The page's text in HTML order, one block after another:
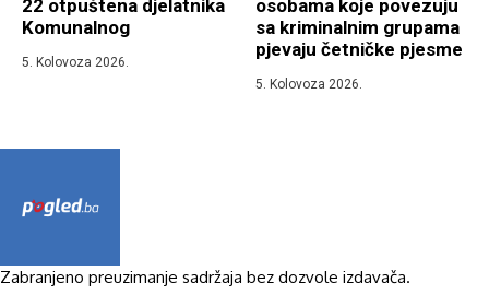
22 otpuštena djelatnika
Komunalnog
5. Kolovoza 2026.
osobama koje povezuju
sa kriminalnim grupama
pjevaju četničke pjesme
5. Kolovoza 2026.
Zabranjeno preuzimanje sadržaja bez dozvole izdavača.